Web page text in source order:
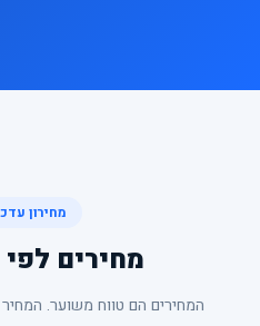
מחירון עדכני
מחירים
המחירים הם טווח משוער.